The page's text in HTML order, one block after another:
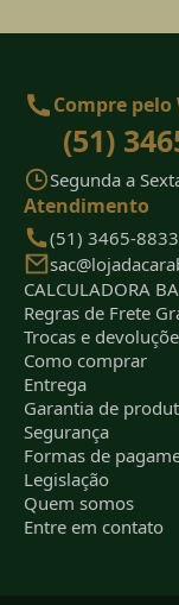
Compre
(51)
Segunda a
Atendimento
(51) 3465-8833
CALCULADORA
Regras de Frete
Trocas e
Como comprar
Entrega
Garantia de
Segurança
Formas de
Legislação
Quem somos
Entre em contato